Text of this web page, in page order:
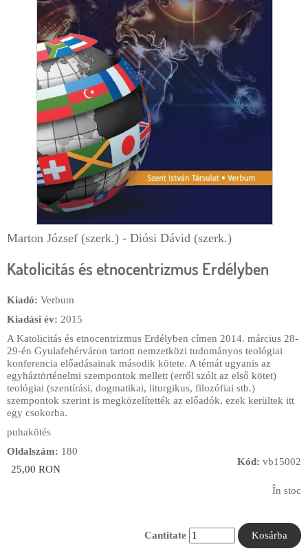
Marton József (szerk.) - Diósi Dávid (szerk.)
Katolicitás és etnocentrizmus Erdélyben
Kiadó: Verbum
Kiadási év: 2015
A Katolicitás és etnocentrizmus Erdélyben címen 2014. március 28-
29-én Gyulafehérváron tartott nemzetközi tudományos teológiai
konferencia előadásainak második kötete. A témát ugyanis az
egyháztörténelmi szempontok mellett (erről szólt az első kötet)
teológiai (szentírási, dogmatikai, liturgikus, filozófiai stb.)
szempontok szerint is megközelítették az előadók, ezek kerültek itt
egy csokorba.
puhakötés
Oldalszám: 180
25,00 RON
În stoc
Kód: vb15002
Cantitate